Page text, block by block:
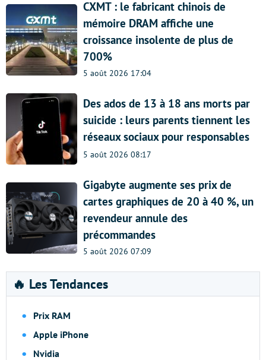
CXMT : le fabricant chinois de
mémoire DRAM affiche une
croissance insolente de plus de
700%
5 août 2026 17:04
Des ados de 13 à 18 ans morts par
suicide : leurs parents tiennent les
réseaux sociaux pour responsables
5 août 2026 08:17
Gigabyte augmente ses prix de
cartes graphiques de 20 à 40 %, un
revendeur annule des
précommandes
5 août 2026 07:09
🔥 Les Tendances
Prix RAM
Apple iPhone
Nvidia